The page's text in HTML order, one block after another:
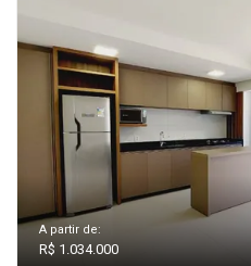
A partir de:
R$ 1.034.000